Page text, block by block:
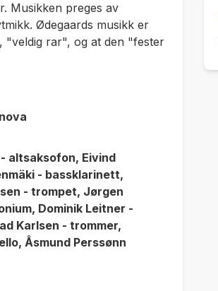
Musikken preges av
Ødegaards musikk er
"veldig rar", og at den "fester
altsaksofon, Eivind
- bassklarinett,
- trompet, Jørgen
Dominik Leitner -
Karlsen - trommer,
Åsmund Perssønn